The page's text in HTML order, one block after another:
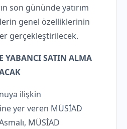
son gününde yatırım
genel özelliklerinin
gerçekleştirilecek.
YABANCI SATIN ALMA
ilişkin
yer veren MÜSİAD
MÜSİAD